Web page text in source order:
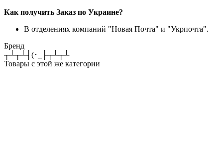
Как получить Заказ по Украине?
В отделениях компаний "Новая Почта" и "Укрпочта".
Бренд
┬┴┬┴┤(･_├┬┴┬┴
Товары с этой же категории